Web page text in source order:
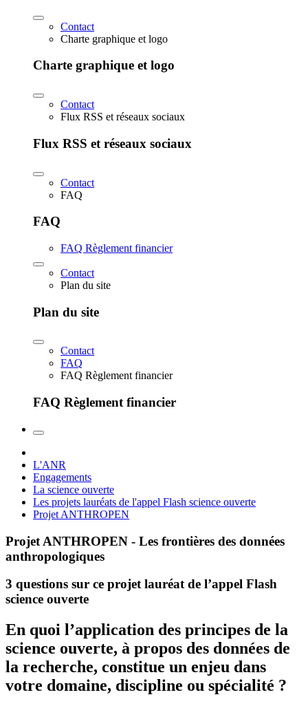
Contact
Charte graphique et logo
Charte graphique et logo
Contact
Flux RSS et réseaux sociaux
Flux RSS et réseaux sociaux
Contact
FAQ
FAQ
FAQ Règlement financier
Contact
Plan du site
Plan du site
Contact
FAQ
FAQ Règlement financier
FAQ Règlement financier
L'ANR
Engagements
La science ouverte
Les projets lauréats de l'appel Flash science ouverte
Projet ANTHROPEN
Projet ANTHROPEN - Les frontières des données
anthropologiques
3 questions sur ce projet lauréat de l’appel Flash
science ouverte
En quoi l’application des principes de la
science ouverte, à propos des données de
la recherche, constitue un enjeu dans
votre domaine, discipline ou spécialité ?